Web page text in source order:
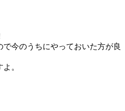
今のうちにやっておいた方が良
。